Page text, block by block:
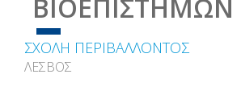
ΒΙΟΕΠΙΣΤΗΜΩΝ
ΣΧΟΛΗ ΠΕΡΙΒΑΛΛΟΝΤΟΣ
ΛΕΣΒΟΣ